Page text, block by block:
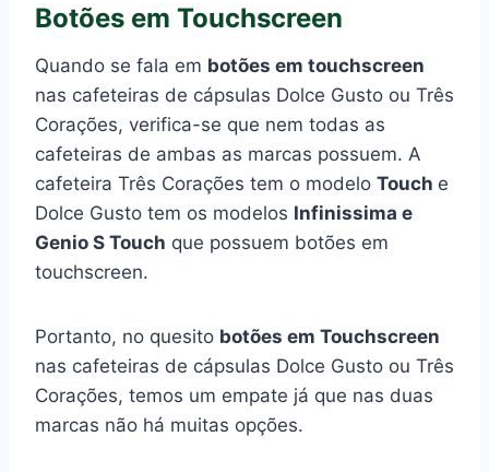
Botões em Touchscreen
Quando se fala em botões em touchscreen
nas cafeteiras de cápsulas Dolce Gusto ou Três
Corações, verifica-se que nem todas as
cafeteiras de ambas as marcas possuem. A
cafeteira Três Corações tem o modelo Touch e
Dolce Gusto tem os modelos Infinissima e
Genio S Touch que possuem botões em
touchscreen.
Portanto, no quesito botões em Touchscreen
nas cafeteiras de cápsulas Dolce Gusto ou Três
Corações, temos um empate já que nas duas
marcas não há muitas opções.